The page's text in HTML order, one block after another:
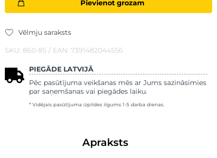
Pievienot grozam
Vēlmju saraksts
SKU: 860-85 / EAN: 7391482044556
PIEGĀDE LATVIJĀ
Pēc pasūtījuma veikšanas mēs ar Jums sazināsimies
par saņemšanas vai piegādes laiku.
* Vidējais pasūtījuma izpildes ilgums 1-5 darba dienas.
Apraksts